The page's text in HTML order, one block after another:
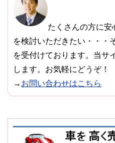
たくさんの方に安
を検討いただきたい・・・
を受付けております。当サ
します。お気軽にどうぞ！
→ お問い合わせはこちら